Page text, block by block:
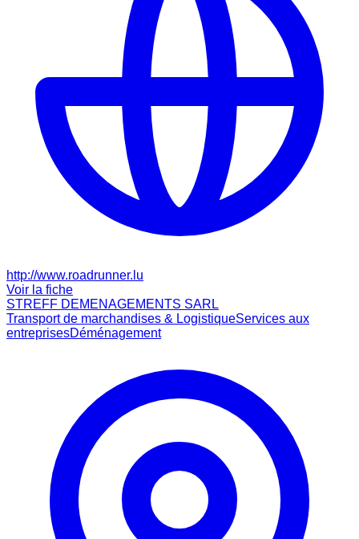
http://www.roadrunner.lu
Voir la fiche
STREFF DEMENAGEMENTS SARL
Transport de marchandises & LogistiqueServices aux
entreprisesDéménagement